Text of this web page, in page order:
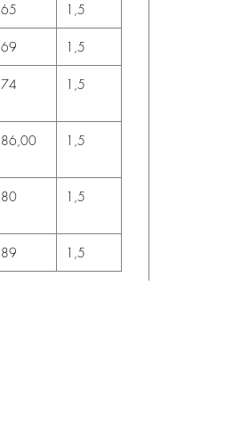
65 1,5
69 1,5
74 1,5
86,00 1,5
80 1,5
89 1,5